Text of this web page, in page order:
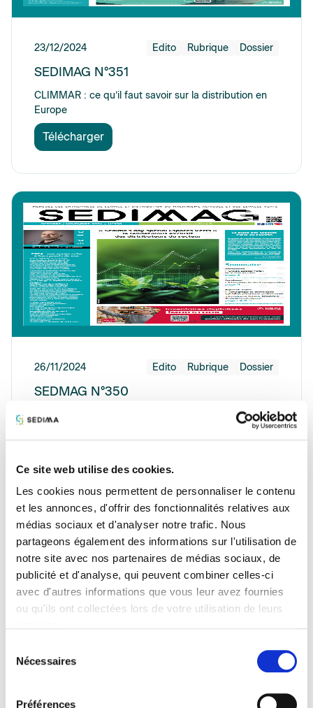
Ce site web utilise des cookies.
Les cookies nous permettent de personnaliser le contenu
et les annonces, d'offrir des fonctionnalités relatives aux
médias sociaux et d'analyser notre trafic. Nous
partageons également des informations sur l'utilisation de
notre site avec nos partenaires de médias sociaux, de
publicité et d'analyse, qui peuvent combiner celles-ci
avec d'autres informations que vous leur avez fournies
ou qu'ils ont collectées lors de votre utilisation de leurs
Nécessaires
Préférences
23/12/2024 Edito Rubrique Dossier
SEDIMAG N°351
CLIMMAR : ce qu’il faut savoir sur la distribution en
Europe
Télécharger
26/11/2024 Edito Rubrique Dossier
SEDMAG N°350
« Sedima’s day spécial Espaces Verts » le rendez-